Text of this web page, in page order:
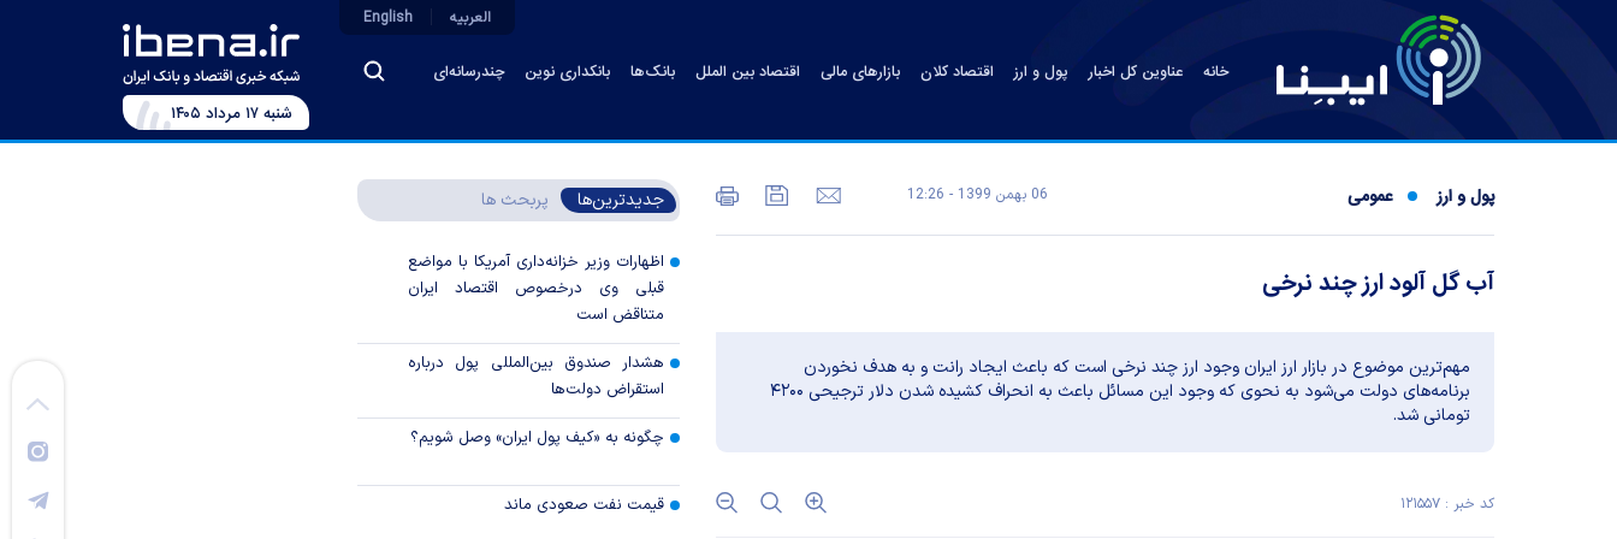
خانه عناوین کل اخبار پول و ارز اقتصاد کلان بازارهای مالی اقتصاد بین الملل بانک‌ها بانکداری نوین چندرسانه‌ای
العربیه English
شنبه ۱۷ مرداد ۱۴۰۵
پول و ارز عمومی 06 بهمن 1399 - 12:26
آب گل آلود ارز چند نرخی
مهم‌ترین موضوع در بازار ارز ایران وجود ارز چند نرخی است که باعث ایجاد رانت و به هدف نخوردن
برنامه‌های دولت می‌شود به نحوی که وجود این مسائل باعث به انحراف کشیده شدن دلار ترجیحی ۴۲۰۰
تومانی شد.
کد خبر : ۱۲۱۵۵۷
جدیدترین‌ها پربحث ها
اظهارات وزیر خزانه‌داری آمریکا با مواضع
قبلی وی درخصوص اقتصاد ایران
متناقض است
هشدار صندوق بین‌المللی پول درباره
استقراض دولت‌ها
چگونه به «کیف پول ایران» وصل شویم؟
قیمت نفت صعودی ماند